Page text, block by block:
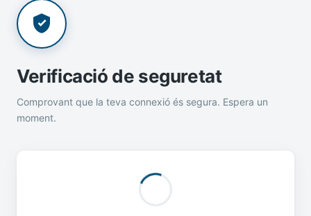
Verificació de seguretat
Comprovant que la teva connexió és segura. Espera un
moment.